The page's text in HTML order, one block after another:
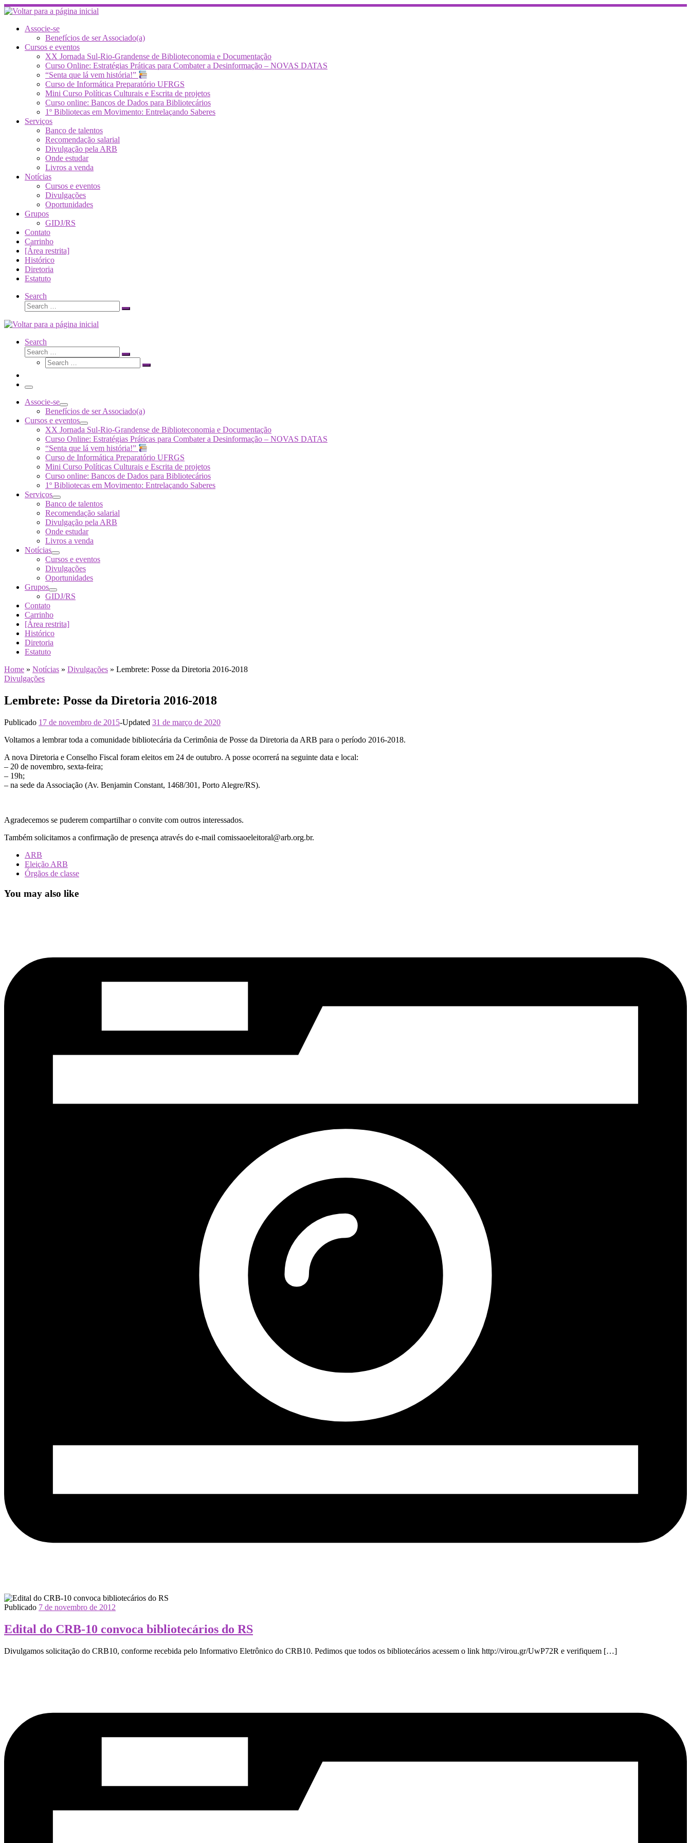
Skip
to
contentAssocie-se
Benefícios de ser Associado(a)
Cursos e eventos
XX Jornada Sul-Rio-Grandense de Biblioteconomia e Documentação
Curso Online: Estratégias Práticas para Combater a Desinformação – NOVAS DATAS
“Senta que lá vem história!”
Curso de Informática Preparatório UFRGS
Mini Curso Políticas Culturais e Escrita de projetos
Curso online: Bancos de Dados para Bibliotecários
1º Bibliotecas em Movimento: Entrelaçando Saberes
Serviços
Banco de talentos
Recomendação salarial
Divulgação pela ARB
Onde estudar
Livros a venda
Notícias
Cursos e eventos
Divulgações
Oportunidades
Grupos
GIDJ/RS
Contato
Carrinho
[Área restrita]
Histórico
Diretoria
Estatuto
Search
Search
Search
Search
Search
Search
Search
Search
Menu
Associe-se
Benefícios de ser Associado(a)
Cursos e eventos
XX Jornada Sul-Rio-Grandense de Biblioteconomia e Documentação
Curso Online: Estratégias Práticas para Combater a Desinformação – NOVAS DATAS
“Senta que lá vem história!”
Curso de Informática Preparatório UFRGS
Mini Curso Políticas Culturais e Escrita de projetos
Curso online: Bancos de Dados para Bibliotecários
1º Bibliotecas em Movimento: Entrelaçando Saberes
Serviços
Banco de talentos
Recomendação salarial
Divulgação pela ARB
Onde estudar
Livros a venda
Notícias
Cursos e eventos
Divulgações
Oportunidades
Grupos
GIDJ/RS
Contato
Carrinho
[Área restrita]
Histórico
Diretoria
Estatuto
Home » Notícias » Divulgações » Lembrete: Posse da Diretoria 2016-2018
Divulgações
Lembrete: Posse da Diretoria 2016-2018
Publicado 17 de novembro de 2015-Updated 31 de março de 2020
Voltamos a lembrar toda a comunidade bibliotecária da Cerimônia de Posse da Diretoria da ARB para o período 2016-2018.
A nova Diretoria e Conselho Fiscal foram eleitos em 24 de outubro. A posse ocorrerá na seguinte data e local:
– 20 de novembro, sexta-feira;
– 19h;
– na sede da Associação (Av. Benjamin Constant, 1468/301, Porto Alegre/RS).
Agradecemos se puderem compartilhar o convite com outros interessados.
Também solicitamos a confirmação de presença através do e-mail comissaoeleitoral@arb.org.br.
ARB
Eleição ARB
Órgãos de classe
You may also like
Publicado 7 de novembro de 2012
Edital do CRB-10 convoca bibliotecários do RS
Divulgamos solicitação do CRB10, conforme recebida pelo Informativo Eletrônico do CRB10. Pedimos que todos os bibliotecários acessem o link http://virou.gr/UwP72R e verifiquem […]